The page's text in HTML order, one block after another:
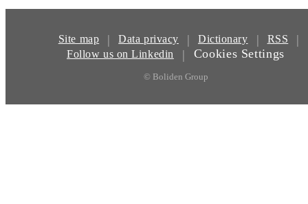
Site map | Data privacy | Dictionary | RSS |
Follow us on Linkedin | Cookies Settings
© Boliden Group